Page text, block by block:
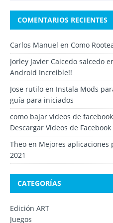
COMENTARIOS RECIENTES
Carlos Manuel en Como
Jorley Javier Caicedo salcedo
Android Increible!!
Jose rutilo en Instala Mods
guía para iniciados
como bajar videos de
Descargar Vídeos de
Theo en Mejores aplicaciones
2021
CATEGORÍAS
Edición ART
Juegos